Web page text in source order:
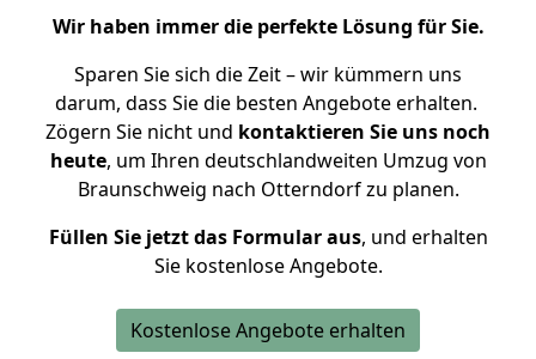
Wir haben immer die perfekte Lösung für Sie.
Sparen Sie sich die Zeit – wir kümmern uns
darum, dass Sie die besten Angebote erhalten.
Zögern Sie nicht und kontaktieren Sie uns noch
heute, um Ihren deutschlandweiten Umzug von
Braunschweig nach Otterndorf zu planen.
Füllen Sie jetzt das Formular aus, und erhalten
Sie kostenlose Angebote.
Kostenlose Angebote erhalten